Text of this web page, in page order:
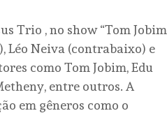
Trio , no show “Tom Jobim
Léo Neiva (contrabaixo) e
como Tom Jobim, Edu
entre outros. A
em gêneros como o